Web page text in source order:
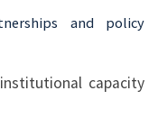
and policy
capacity